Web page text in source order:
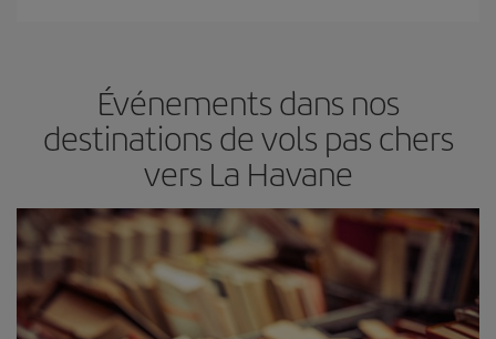
Événements dans nos
destinations de vols pas chers
vers La Havane